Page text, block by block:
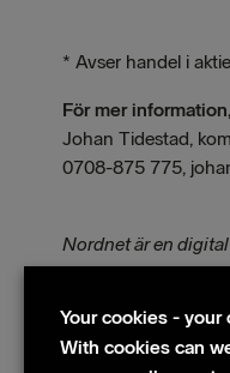
* Avser handel i
För mer
Johan Tidestad,
0708-875 775,
Nordnet är en
användarvänlighet,
Your cookies - your
With cookies can